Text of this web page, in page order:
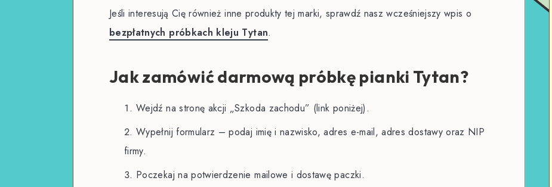
Jeśli interesują Cię również inne produkty tej marki, sprawdź nasz wcześniejszy wpis o
bezpłatnych próbkach kleju Tytan.
Jak zamówić darmową próbkę pianki Tytan?
Wejdź na stronę akcji „Szkoda zachodu” (link poniżej).
Wypełnij formularz – podaj imię i nazwisko, adres e-mail, adres dostawy oraz NIP
firmy.
Poczekaj na potwierdzenie mailowe i dostawę paczki.